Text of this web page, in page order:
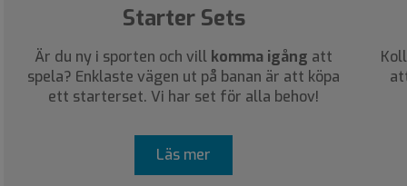
Starter Sets
Är du ny i sporten och vill komma igång att
spela? Enklaste vägen ut på banan är att köpa
ett starterset. Vi har set för alla behov!
Läs mer